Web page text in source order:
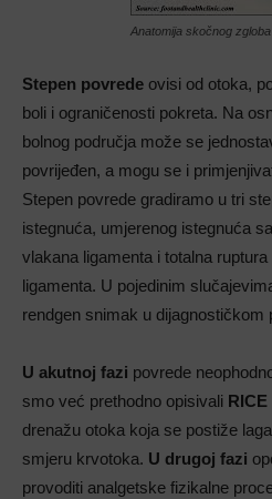
Anatomija skočnog zgloba
Stepen povrede ovisi od otoka,
boli i ograničenosti pokreta. Na
bolnog područja može se
povrijeđen, a mogu se i
Stepen povrede gradiramo u tri
istegnuća, umjerenog istegnuća
vlakana ligamenta i totalna
ligamenta. U pojedinim
rendgen snimak u dijagnostičkom
U akutnoj fazi povrede
smo već prethodno opisivali RICE
drenažu otoka koja se postiže
smjeru krvotoka. U drugoj fazi
provoditi analgetske fizikalne